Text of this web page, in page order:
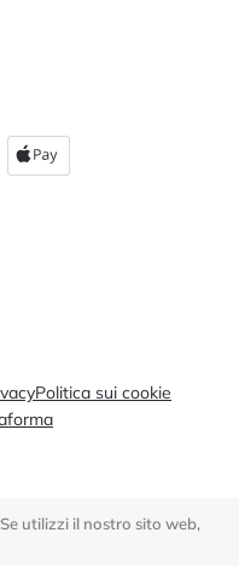
Politica sui cookie
utilizzi il nostro sito web,